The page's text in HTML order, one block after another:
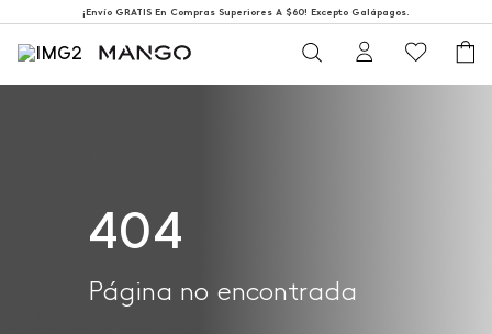
¡Envío GRATIS En Compras Superiores A $60! Excepto Galápagos.
404
Página no encontrada